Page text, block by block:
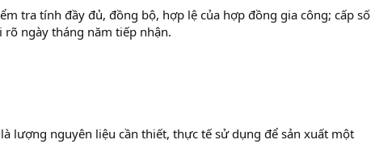
tra tính đầy đủ, đồng bộ, hợp lệ của hợp đồng gia công; cấp số
ngày tháng năm tiếp nhận.
lượng nguyên liệu cần thiết, thực tế sử dụng để sản xuất một